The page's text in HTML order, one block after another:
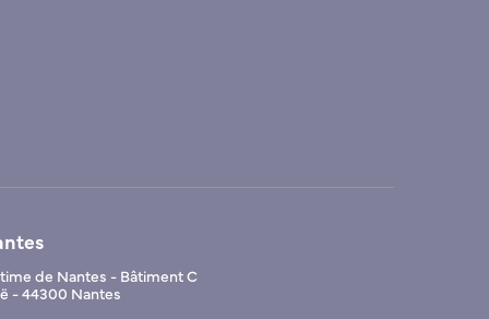
de Nantes - Bâtiment C
- 44300 Nantes